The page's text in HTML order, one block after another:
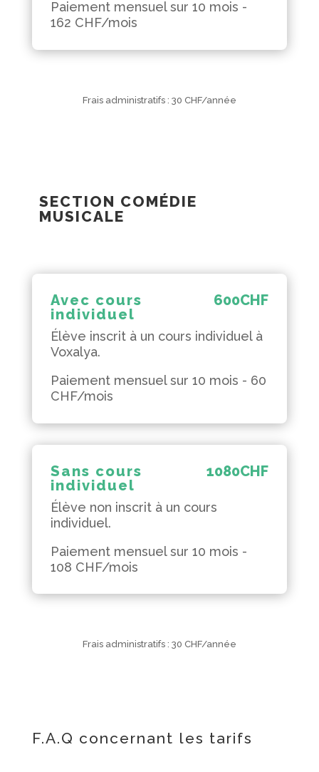
Paiement mensuel sur 10 mois -
162 CHF/mois
Frais administratifs : 30 CHF/année
SECTION COMÉDIE
MUSICALE
Avec cours
individuel
600CHF
Élève inscrit à un cours individuel à
Voxalya.
Paiement mensuel sur 10 mois - 60
CHF/mois
Sans cours
individuel
1080CHF
Élève non inscrit à un cours
individuel.
Paiement mensuel sur 10 mois -
108 CHF/mois
Frais administratifs : 30 CHF/année
F.A.Q concernant les tarifs